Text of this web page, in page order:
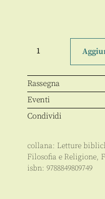
tempesta
quantità
Rassegna
Eventi
Condividi
collana: Letture
Filosofia e Religione,
isbn: 9788849809749